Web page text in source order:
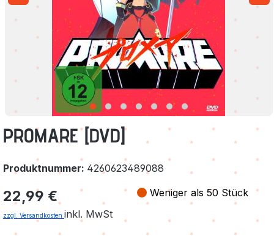
PROMARE [DVD]
Produktnummer: 4260623489088
Regulärer Preis:
22,99 €
zzgl. Versandkosten inkl. MwSt
Weniger als 50 Stück